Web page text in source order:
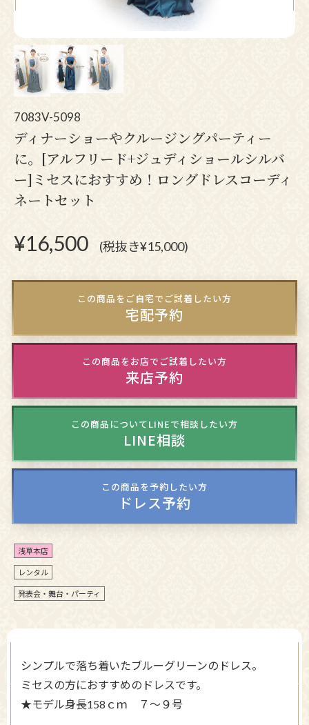
7083V-5098
ディナーショーやクルージングパーティー
に。[アルフリード+ジュディショールシルバ
ー]ミセスにおすすめ！ロングドレスコーディ
ネートセット
¥16,500 (税抜き¥15,000)
この商品をご自宅でご試着したい方
宅配予約
この商品をお店でご試着したい方
来店予約
この商品についてLINEで相談したい方
LINE相談
この商品を予約したい方
ドレス予約
浅草本店
レンタル
発表会・舞台・パーティ
シンプルで落ち着いたブルーグリーンのドレス。
ミセスの方におすすめのドレスです。
★モデル身長158ｃｍ ７～９号